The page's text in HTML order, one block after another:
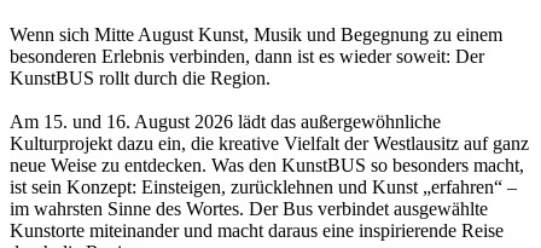
Wenn sich Mitte August Kunst, Musik und Begegnung zu einem
besonderen Erlebnis verbinden, dann ist es wieder soweit: Der
KunstBUS rollt durch die Region.
Am 15. und 16. August 2026 lädt das außergewöhnliche
Kulturprojekt dazu ein, die kreative Vielfalt der Westlausitz auf ganz
neue Weise zu entdecken. Was den KunstBUS so besonders macht,
ist sein Konzept: Einsteigen, zurücklehnen und Kunst „erfahren“ –
im wahrsten Sinne des Wortes. Der Bus verbindet ausgewählte
Kunstorte miteinander und macht daraus eine inspirierende Reise